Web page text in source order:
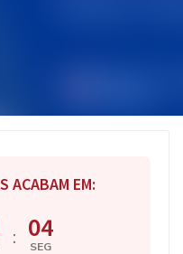
ACABAM EM:
: 03
SEG